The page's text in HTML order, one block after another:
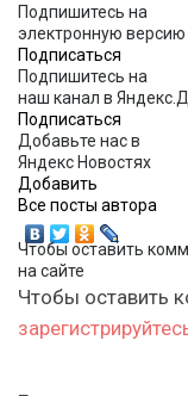
Подпишитесь на
электронную версию
Подписаться
Подпишитесь на
наш канал в
Подписаться
Добавьте нас в
Яндекс Новостях
Добавить
Вcе посты автора
Чтобы оставить
на сайте
Чтобы оставить